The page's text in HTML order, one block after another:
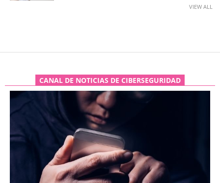
VIEW ALL
CANAL DE NOTICIAS DE CIBERSEGURIDAD